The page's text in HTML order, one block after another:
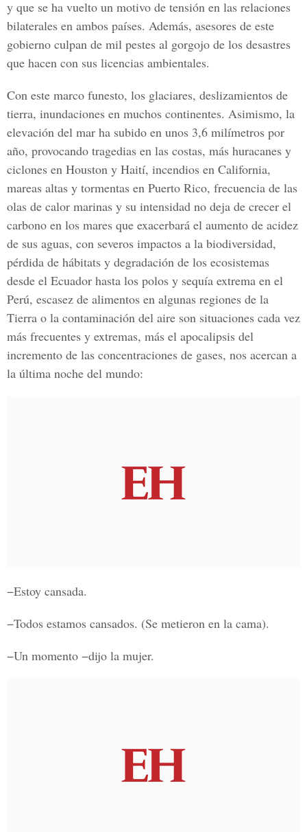
y que se ha vuelto un motivo de tensión en las relaciones
bilaterales en ambos países. Además, asesores de este
gobierno culpan de mil pestes al gorgojo de los desastres
que hacen con sus licencias ambientales.
Con este marco funesto, los glaciares, deslizamientos de
tierra, inundaciones en muchos continentes. Asimismo, la
elevación del mar ha subido en unos 3,6 milímetros por
año, provocando tragedias en las costas, más huracanes y
ciclones en Houston y Haití, incendios en California,
mareas altas y tormentas en Puerto Rico, frecuencia de las
olas de calor marinas y su intensidad no deja de crecer el
carbono en los mares que exacerbará el aumento de acidez
de sus aguas, con severos impactos a la biodiversidad,
pérdida de hábitats y degradación de los ecosistemas
desde el Ecuador hasta los polos y sequía extrema en el
Perú, escasez de alimentos en algunas regiones de la
Tierra o la contaminación del aire son situaciones cada vez
más frecuentes y extremas, más el apocalipsis del
incremento de las concentraciones de gases, nos acercan a
la última noche del mundo:
−Estoy cansada.
−Todos estamos cansados. (Se metieron en la cama).
−Un momento −dijo la mujer.